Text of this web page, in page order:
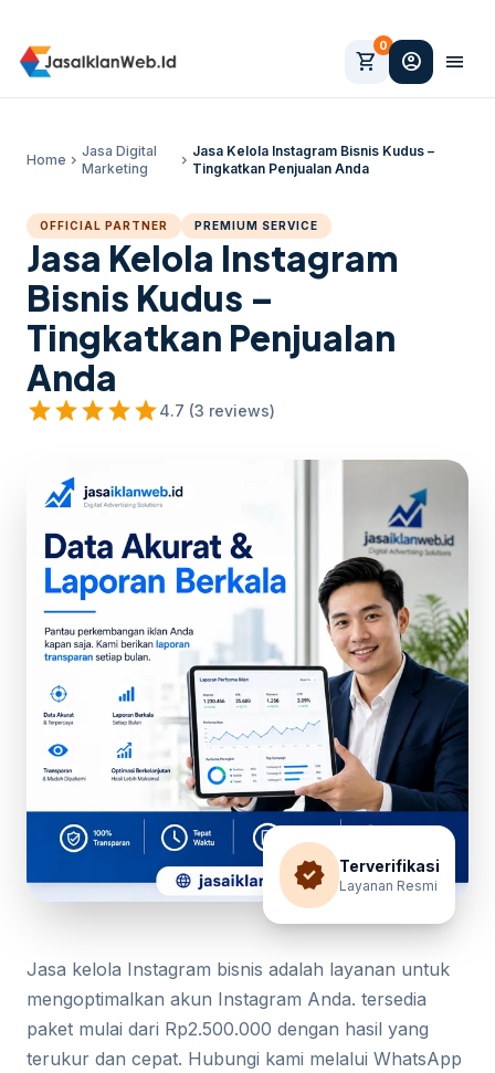
shopping_cart
0
account_circle menu
Home chevron_right
Jasa Digital
Marketing
chevron_right
Jasa Kelola Instagram Bisnis Kudus –
Tingkatkan Penjualan Anda
OFFICIAL PARTNER PREMIUM SERVICE
Jasa Kelola Instagram
Bisnis Kudus –
Tingkatkan Penjualan
Anda
starstarstarstarstar4.7 (3 reviews)
verified Terverifikasi
Layanan Resmi
Jasa kelola Instagram bisnis adalah layanan untuk
mengoptimalkan akun Instagram Anda. tersedia
paket mulai dari Rp2.500.000 dengan hasil yang
terukur dan cepat. Hubungi kami melalui WhatsApp